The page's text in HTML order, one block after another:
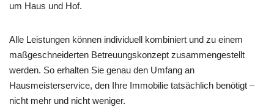
um Haus und Hof.
Alle Leistungen können individuell kombiniert und zu einem
maßgeschneiderten Betreuungskonzept zusammengestellt
werden. So erhalten Sie genau den Umfang an
Hausmeisterservice, den Ihre Immobilie tatsächlich benötigt –
nicht mehr und nicht weniger.